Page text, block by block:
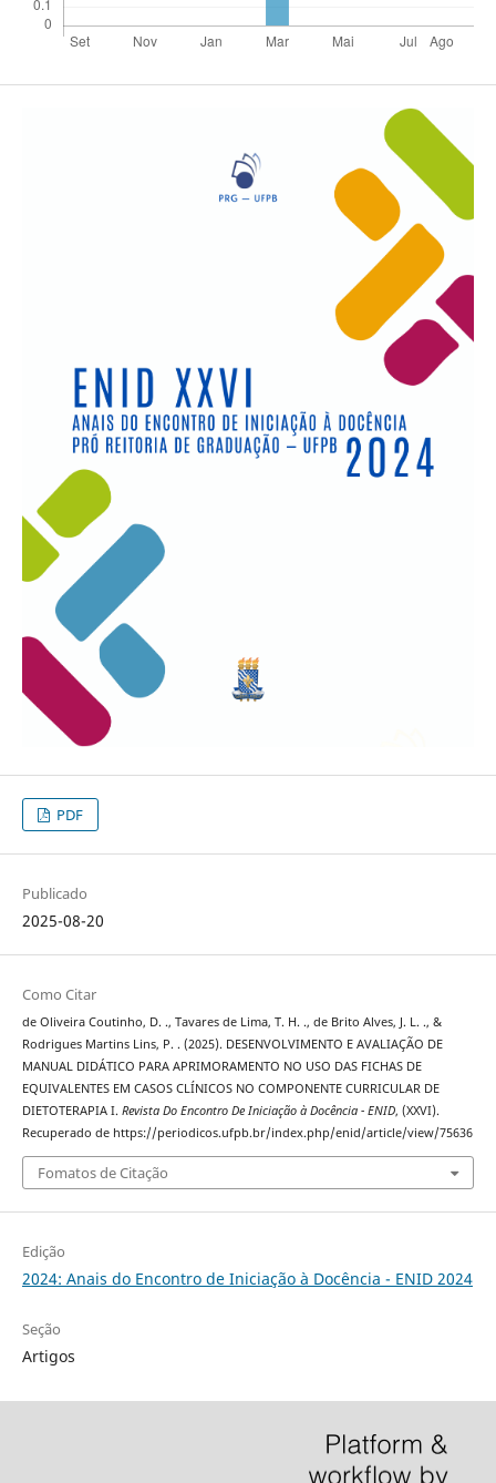
PDF
Publicado
2025-08-20
Como Citar
de Oliveira Coutinho, D. ., Tavares de Lima, T. H. ., de Brito Alves, J. L. ., &
Rodrigues Martins Lins, P. . (2025). DESENVOLVIMENTO E AVALIAÇÃO DE
MANUAL DIDÁTICO PARA APRIMORAMENTO NO USO DAS FICHAS DE
EQUIVALENTES EM CASOS CLÍNICOS NO COMPONENTE CURRICULAR DE
DIETOTERAPIA I. Revista Do Encontro De Iniciação à Docência - ENID, (XXVI).
Recuperado de https://periodicos.ufpb.br/index.php/enid/article/view/75636
Fomatos de Citação
Edição
2024: Anais do Encontro de Iniciação à Docência - ENID 2024
Seção
Artigos